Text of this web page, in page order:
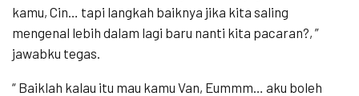
kamu, Cin… tapi langkah baiknya jika kita saling
mengenal lebih dalam lagi baru nanti kita pacaran?, ”
jawabku tegas.
“ Baiklah kalau itu mau kamu Van, Eummm… aku boleh